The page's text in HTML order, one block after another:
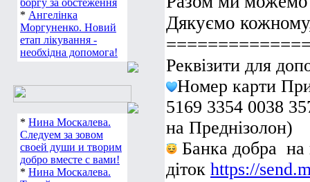
боргу за обстеження
* Ангелінка
Моргуненко. Новий
етап лікування -
необхідна допомога!
* Нина Москалева.
Следуем за зовом
своей души и творим
добро вместе с вами!
* Нина Москалева.
Дякуємо
Реквізити для
Номер карти
5169 3354 0038
на Преднізолон)
Банка добра на
діток https://